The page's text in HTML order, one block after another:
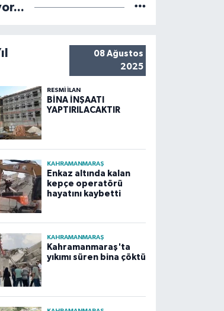
08 Ağustos
2025
RESMİ İLAN
BİNA İNŞAATI
YAPTIRILACAKTIR
KAHRAMANMARAŞ
Enkaz altında kalan
kepçe operatörü
hayatını kaybetti
KAHRAMANMARAŞ
Kahramanmaraş'ta
yıkımı süren bina çöktü